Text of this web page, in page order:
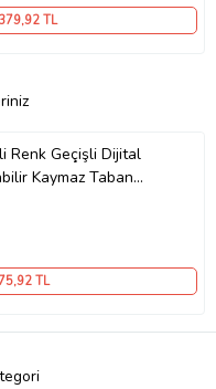
,92 TL
Renk Geçişli Dijital
Kaymaz Taban
Halısı Yolluk
,92 TL